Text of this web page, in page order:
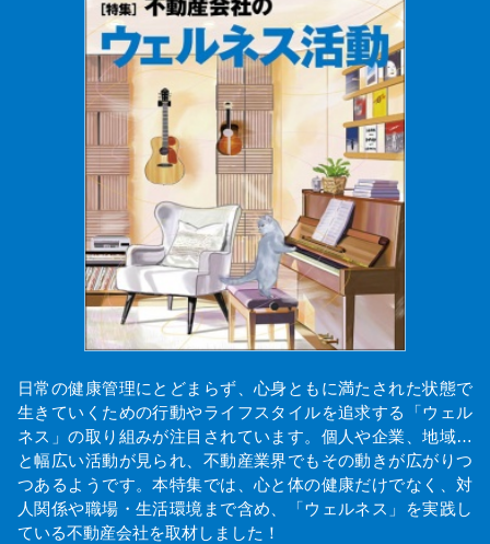
日常の健康管理にとどまらず、心身ともに満たされた状態で
生きていくための行動やライフスタイルを追求する「ウェル
ネス」の取り組みが注目されています。個人や企業、地域…
と幅広い活動が見られ、不動産業界でもその動きが広がりつ
つあるようです。本特集では、心と体の健康だけでなく、対
人関係や職場・生活環境まで含め、「ウェルネス」を実践し
ている不動産会社を取材しました！